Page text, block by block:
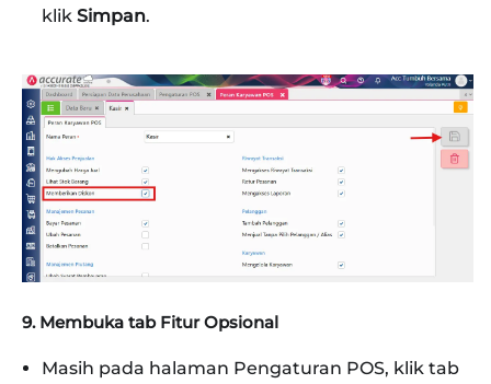
klik Simpan.
9. Membuka tab Fitur Opsional
Masih pada halaman Pengaturan POS, klik tab